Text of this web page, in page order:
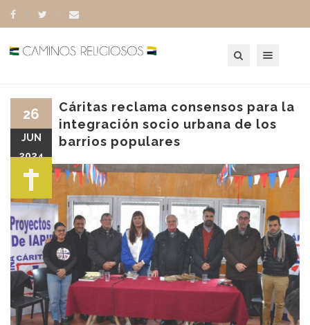
Cáritas reclama consensos para la
integración socio urbana de los
barrios populares
26
JUN
2024